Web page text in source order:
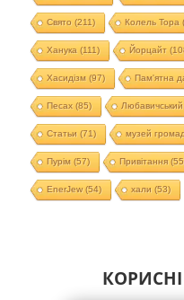
Свято (211) Колель Тора
Ханука (111) Йорцайт
Хасидізм (97) Пам'ятна
Песах(85)
Статьи (71) музей
Пурім (57) Привітання
EnerJew(54) хали (53)